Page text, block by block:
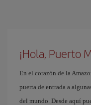
¡Hola, Puerto
En el corazón de la
puerta de entrada a
del mundo. Desde aquí